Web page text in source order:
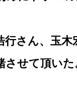
行さん、玉
させて頂いた